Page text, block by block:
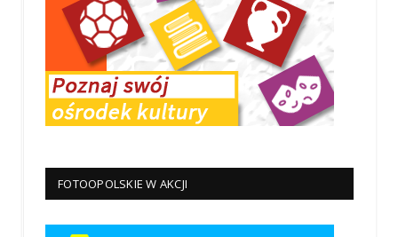
FOTOOPOLSKIE W AKCJI